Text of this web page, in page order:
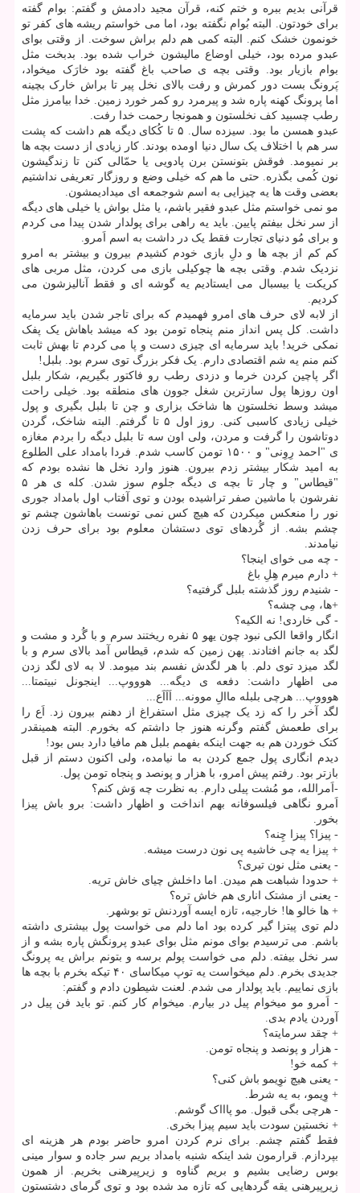
قرآنی بدیم ببره و ختم کنه، قرآن مجید دادمش و گفتم: بوام گفته
برای خودتون. البته بُوام نگفته بود، اما می خواستم ریشه های کفر تو
خونمون خشک کنم. البته کمی هم دلم براش سوخت. از وقتی بوای
عبدو مرده بود، خیلی اوضاع مالیشون خراب شده بود. بدبخت مثل
بوام بازیار بود. وقتی بچه ی صاحب باغ گفته بود خارَک میخواد،
پَرونگ بست دور کمرش و رفت بالای نخل پیر تا براش خارک بچینه
اما پرونگ کهنه پاره شد و پیرمرد رو کمر خورد زمین. خدا بیامرز مثل
رطب چسبید کف نخلستون و همونجا رحمت خدا رفت.
عبدو همسن ما بود. سیزده سال. ۵ تا کُکای دیگه هم داشت که پشت
سر هم با اختلاف یک سال دنیا اومده بودند. کار زیادی از دست بچه ها
بر نمیومد. فوقش بتونستن برن پادویی یا حمّالی کنن تا زندگیشون
نون کُمی بگذره. حتی ما هم که خیلی وضع و روزگار تعریفی نداشتیم
بعضی وقت ها یه چیزایی به اسم شوجمعه ای میدادیمشون.
مو نمی خواستم مثل عبدو فقیر باشم، یا مثل بواش یا خیلی های دیگه
از سر نخل بیفتم پایین. باید یه راهی برای پولدار شدن پیدا می کردم
و برای مُو دنیای تجارت فقط یک در داشت به اسم اَمرو.
کم کم از بچه ها و دلِ بازی خودم کشیدم بیرون و بیشتر به امرو
نزدیک شدم. وقتی بچه ها چوکیلی بازی می کردن، مثل مربی های
کریکت یا بیسبال می ایستادیم یه گوشه ای و فقط آنالیزشون می
کردیم.
از لابه لای حرف های امرو فهمیدم که برای تاجر شدن باید سرمایه
داشت. کل پس انداز منم پنجاه تومن بود که میشد باهاش یک پفک
نمکی خرید! باید سرمایه ای چیزی دست و پا می کردم تا بهش ثابت
کنم منم یه شم اقتصادی دارم. یک فکر بزرگ توی سرم بود. بلبل!
اگر پاچین کردن خرما و دزدی رطب رو فاکتور بگیریم، شکار بلبل
اون روزها پول سازترین شغل جوون های منطقه بود. خیلی راحت
میشد وسط نخلستون ها شاخک بزاری و چن تا بلبل بگیری و پول
خیلی زیادی کاسبی کنی. روز اول ۵ تا گرفتم. البته شاخک، گردن
دوتاشون را گرفت و مردن، ولی اون سه تا بلبل دیگه را بردم مغازه
ی "احمد رِوِنی" و ۱۵۰۰ تومن کاسب شدم. فردا بامداد علی الطلوع
به امید شکار بیشتر زدم بیرون. هنوز وارد نخل ها نشده بودم که
"قیطاس" و چار تا بچه ی دیگه جلوم سوز شدن. کله ی هر ۵
نفرشون با ماشین صفر تراشیده بودن و توی آفتاب اول بامداد جوری
نور را منعکس میکردن که هیچ کس نمی تونست باهاشون چشم تو
چشم بشه. از گُردهای توی دستشان معلوم بود برای حرف زدن
نیامدند.
- چه می خوای اینجا؟
+ دارم میرم هِلِ باغ
- شنیدم روز گذشته بلبل گرفتیه؟
+ها، مِی چشه؟
- گی خاردی! نه الکیه؟
انگار واقعا الکی نبود چون یهو ۵ نفره ریختند سرم و با گُرد و مشت و
لگد به جانم افتادند. پهن زمین که شدم، قیطاس آمد بالای سرم و با
لگد میزد توی دلم. با هر لگدش نفسم بند میومد. لا به لای لگد زدن
می اظهار داشت: دفعه ی دیگه... هوووپ... اینجونل نبیتمتا...
هوووپ... هرچی بلبله ماالِ موونه... اَاَاَع...
لگد آخر را که زد یک چیزی مثل استفراغ از دهنم بیرون زد. اَع را
برای طعمش گفتم وگرنه هنوز جا داشتم که بخورم. البته همینقدر
کتک خوردن هم به جهت اینکه بفهمم بلبل هم مافیا دارد بس بود!
دیدم انگاری پول جمع کردن به ما نیامده، ولی اکنون دستم از قبل
بازتر بود. رفتم پیش امرو، با هزار و پونصد و پنجاه تومن پول.
-اَمرالله، مو مُشت پیلی دارم. به نظرت چه وَش کنم؟
اَمرو نگاهی فیلسوفانه بهم انداخت و اظهار داشت: برو باش پیزا
بخور.
- پیزا؟ پیزا چِنه؟
+ پیزا یه چی خاشیه پی نون درست میشه.
- یعنی مثل نون تیری؟
+ حدودا شباهت هم میدن. اما داخلش چیای خاش تریه.
- یعنی از مشتک اناری هم خاش تره؟
+ ها خالو ها! خارجیه، تازه ایسه آوردنش تو بوشهر.
دلم توی پیتزا گیر کرده بود اما دلم می خواست پول بیشتری داشته
باشم. می ترسیدم بوای مونم مثل بوای عبدو پرونگش پاره بشه و از
سر نخل بیفته. دلم می خواست پولم برسه و بتونم براش یه پرونگ
جدیدی بخرم. دلم میخواست یه توپ میکاسای ۴۰ تیکه بخرم با بچه ها
بازی نماییم. باید پولدار می شدم. لعنت شیطون دادم و گفتم:
- اَمرو مو میخوام پیل در بیارم. میخوام کار کنم. تو باید فن پیل در
آوردن یادم بدی.
+ چقد سرمایته؟
- هزار و پونصد و پنجاه تومن.
+ کمه خو!
- یعنی هیچ نوِیمو باش کنی؟
+ وِیمو، به یه شرط.
- هرچی بگی قبول. مو پاااک گوشم.
+ نخستین سودت باید سیم پیزا بخری.
فقط گفتم چشم. برای نرم کردن امرو حاضر بودم هر هزینه ای
بپردازم. قرارمون شد اینکه شنبه بامداد بریم سر جاده و سوار مینی
بوس رضایی بشیم و بریم گناوه و زیرپیرهنی بخریم. از همون
زیرپیرهنی یقه گردهایی که تازه مد شده بود و توی گرمای دشتستون